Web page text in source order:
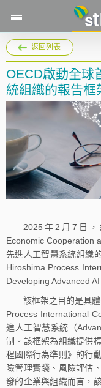
返回列表
OECD啟動全球
統組織的報告框
2025年2月7日，
Economic Cooperation
先進人工智慧系統組織
Hiroshima Process
Developing Advanced
該框架之目的是具
Process International
進人工智慧系統（
制。該框架為組織提供
程國際行為準則》的行
險管理實踐、風險評估
發的企業與組織而言，